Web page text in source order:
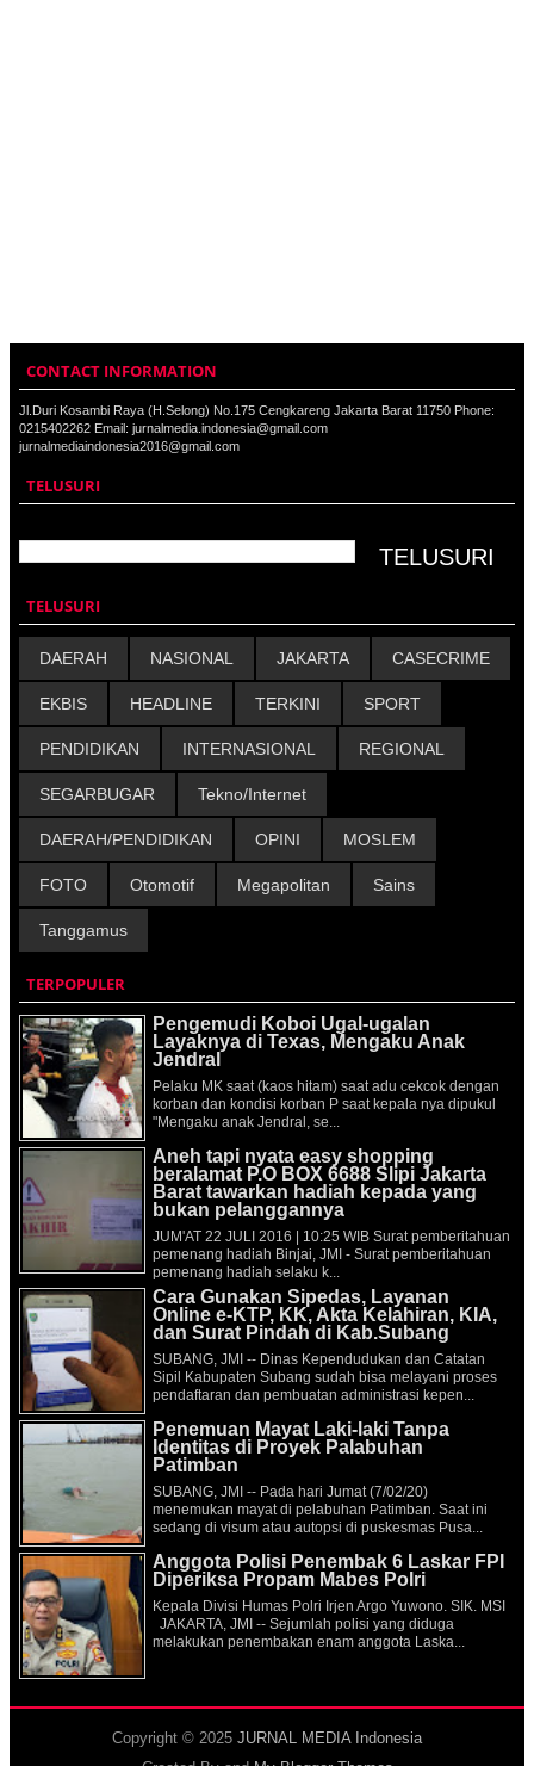
CONTACT INFORMATION
Jl.Duri Kosambi Raya (H.Selong) No.175 Cengkareng Jakarta Barat 11750 Phone:
0215402262 Email: jurnalmedia.indonesia@gmail.com
jurnalmediaindonesia2016@gmail.com
TELUSURI
TELUSURI
DAERAH NASIONAL JAKARTA CASECRIME
EKBIS HEADLINE TERKINI SPORT
PENDIDIKAN INTERNASIONAL REGIONAL
SEGARBUGAR Tekno/Internet
DAERAH/PENDIDIKAN OPINI MOSLEM
FOTO Otomotif Megapolitan Sains
Tanggamus
TERPOPULER
Pengemudi Koboi Ugal-ugalan
Layaknya di Texas, Mengaku Anak
Jendral
Pelaku MK saat (kaos hitam) saat adu cekcok dengan
korban dan kondisi korban P saat kepala nya dipukul
"Mengaku anak Jendral, se...
Aneh tapi nyata easy shopping
beralamat P.O BOX 6688 Slipi Jakarta
Barat tawarkan hadiah kepada yang
bukan pelanggannya
JUM'AT 22 JULI 2016 | 10:25 WIB Surat pemberitahuan
pemenang hadiah Binjai, JMI - Surat pemberitahuan
pemenang hadiah selaku k...
Cara Gunakan Sipedas, Layanan
Online e-KTP, KK, Akta Kelahiran, KIA,
dan Surat Pindah di Kab.Subang
SUBANG, JMI -- Dinas Kependudukan dan Catatan
Sipil Kabupaten Subang sudah bisa melayani proses
pendaftaran dan pembuatan administrasi kepen...
Penemuan Mayat Laki-laki Tanpa
Identitas di Proyek Palabuhan
Patimban
SUBANG, JMI -- Pada hari Jumat (7/02/20)
menemukan mayat di pelabuhan Patimban. Saat ini
sedang di visum atau autopsi di puskesmas Pusa...
Anggota Polisi Penembak 6 Laskar FPI
Diperiksa Propam Mabes Polri
Kepala Divisi Humas Polri Irjen Argo Yuwono. SIK. MSI
JAKARTA, JMI -- Sejumlah polisi yang diduga
melakukan penembakan enam anggota Laska...
Copyright © 2025 JURNAL MEDIA Indonesia